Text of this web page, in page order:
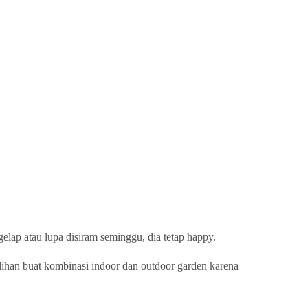
atau lupa disiram seminggu, dia tetap happy.
buat kombinasi indoor dan outdoor garden karena